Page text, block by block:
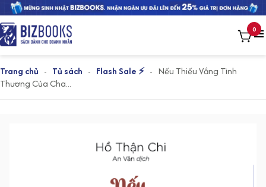
0
Trang chủ - Tủ sách - Flash Sale ⚡ - Nếu Thiếu Vắng Tình
Thương Của Cha...